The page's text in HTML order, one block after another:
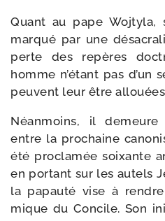
Quant au pape Wojtyla,
mar­qué par une
perte des repères
homme n’é­tant pas d’un
peuvent leur être
Néanmoins, il
entre la pro­chaine
été pro­cla­mée soixante
en por­tant sur les autels
la papau­té vise à
mique du Concile. Son